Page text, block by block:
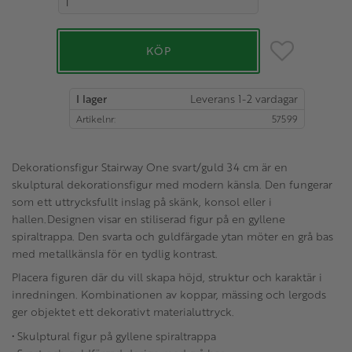
KÖP Lägg till i
I lager
Artikelnr 57599
Dekorationsfigur Stairway One svart/guld 34 cm är en
skulptural dekorationsfigur med modern känsla. Den fungerar
som ett uttrycksfullt inslag på skänk, konsol eller i
hallen.Designen visar en stiliserad figur på en gyllene
spiraltrappa. Den svarta och guldfärgade ytan möter en grå bas
med metallkänsla för en tydlig kontrast.
Placera figuren där du vill skapa höjd, struktur och karaktär i
inredningen. Kombinationen av koppar, mässing och lergods
ger objektet ett dekorativt materialuttryck.
• Skulptural figur på gyllene spiraltrappa